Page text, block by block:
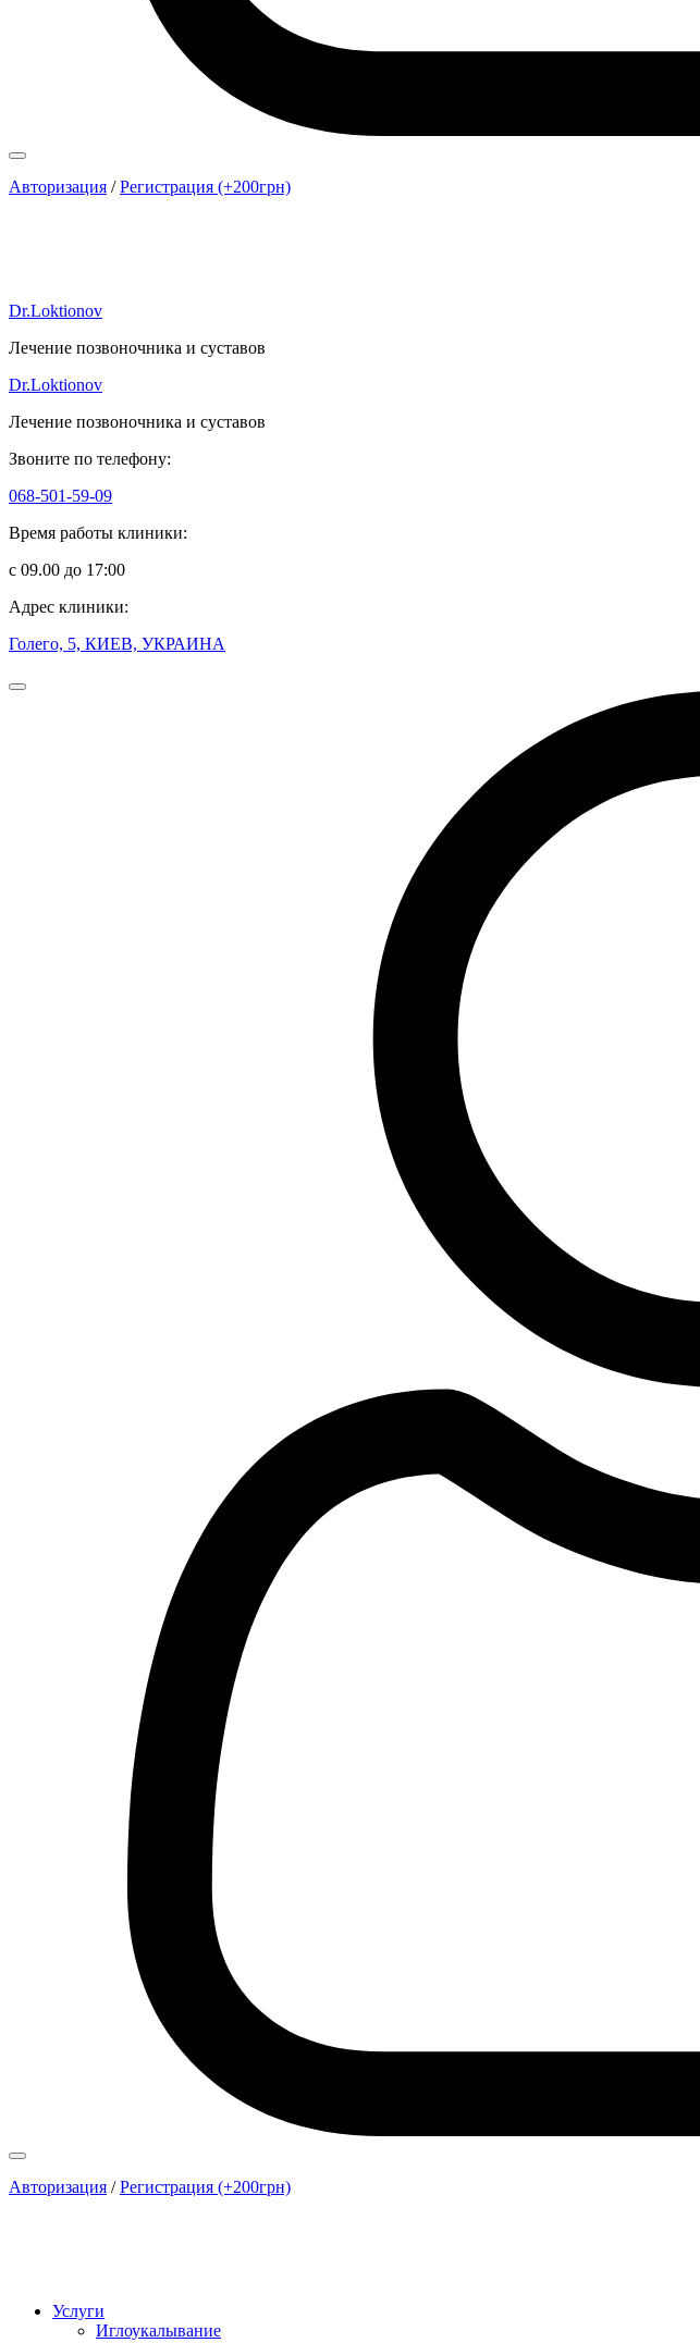
Авторизация /Регистрация (+200грн)
Dr.Loktionov
Лечение позвоночника и суставов
Dr.Loktionov
Лечение позвоночника и суставов
Звоните по телефону:
068-501-59-09
Время работы клиники:
с 09.00 до 17:00
Адрес клиники:
Голего, 5, КИЕВ, УКРАИНА
Авторизация /Регистрация (+200грн)
Услуги
Иглоукалывание